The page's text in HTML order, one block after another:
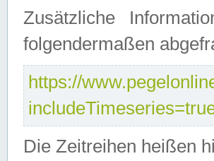
Zusätzliche
folgendermaßen
https://
Die Zeitreihen heißen